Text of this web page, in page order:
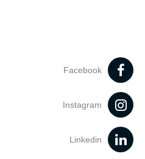
Facebook
Instagram
Linkedin